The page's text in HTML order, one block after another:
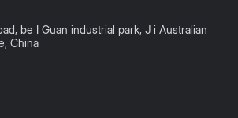
be I Guan industrial park, J i Australian
China